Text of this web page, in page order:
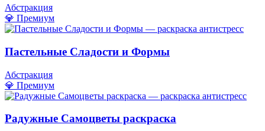
Абстракция
💎 Премиум
Пастельные Сладости и Формы
Абстракция
💎 Премиум
Радужные Самоцветы раскраска